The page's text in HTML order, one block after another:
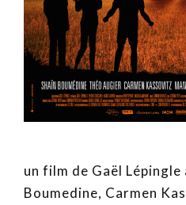
un film de Gaël Lépingle
Boumedine, Carmen